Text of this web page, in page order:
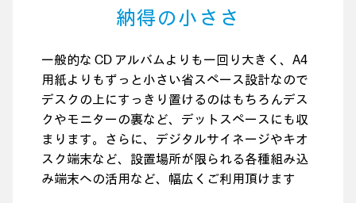
納得の小ささ
一般的な CD アルバムよりも一回り大きく、A4
用紙よりもずっと小さい省スペース設計なので
デスクの上にすっきり置けるのはもちろんデス
クやモニターの裏など、デットスペースにも収
まります。
さらに、デジタルサイネージやキオ
スク端末など、設置場所が限られる各種組み込
み端末への活用など、幅広くご利用頂けます